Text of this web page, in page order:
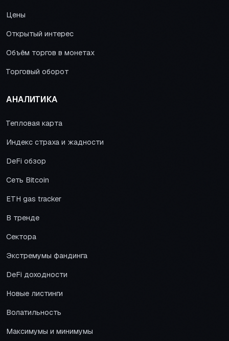
Цены
Открытый интерес
Объём торгов в монетах
Торговый оборот
АНАЛИТИКА
Тепловая карта
Индекс страха и жадности
DeFi обзор
Сеть Bitcoin
ETH gas tracker
В тренде
Сектора
Экстремумы фандинга
DeFi доходности
Новые листинги
Волатильность
Максимумы и минимумы